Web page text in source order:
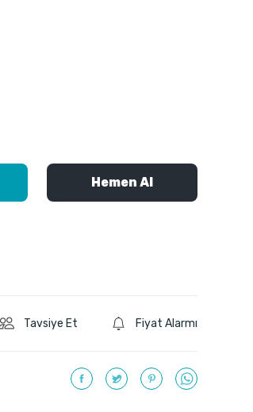
Hemen Al
Tavsiye Et Fiyat Alarmı